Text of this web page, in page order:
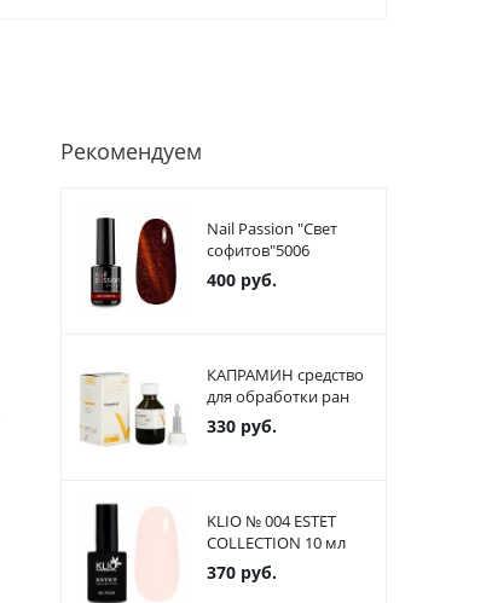
Рекомендуем
Nail Passion "Свет
софитов"5006
400 руб.
КАПРАМИН средство
для обработки ран
330 руб.
KLIO № 004 ESTET
COLLECTION 10 мл
370 руб.